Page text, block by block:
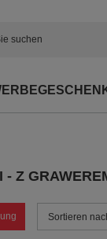
- Z
Sortierung
Sortieren